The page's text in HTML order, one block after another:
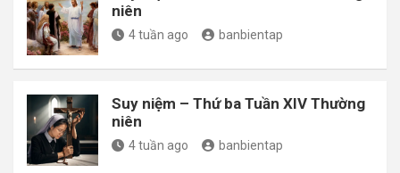
niên
4 tuần ago banbientap
Suy niệm – Thứ ba Tuần XIV Thường
niên
4 tuần ago banbientap